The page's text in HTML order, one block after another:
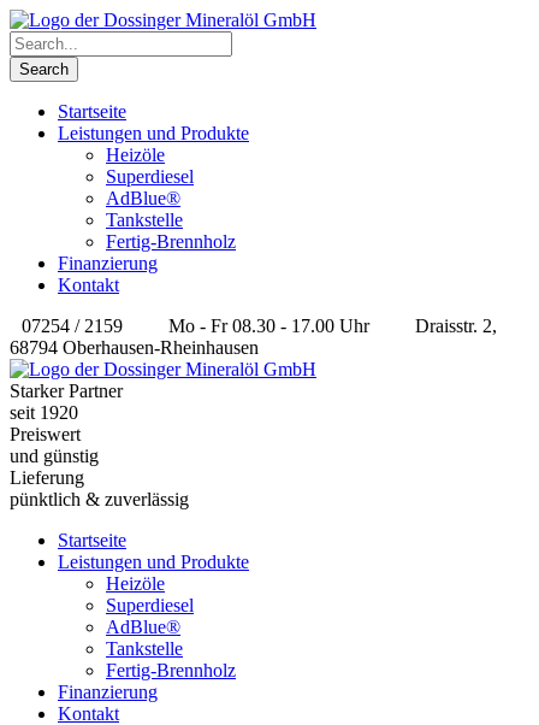
Startseite
Leistungen und Produkte
Heizöle
Superdiesel
AdBlue®
Tankstelle
Fertig-Brennholz
Finanzierung
Kontakt
07254 / 2159
Mo - Fr 08.30 - 17.00 Uhr
Draisstr. 2,
68794 Oberhausen-Rheinhausen
Starker Partner
seit 1920
Preiswert
und günstig
Lieferung
pünktlich & zuverlässig
Startseite
Leistungen und Produkte
Heizöle
Superdiesel
AdBlue®
Tankstelle
Fertig-Brennholz
Finanzierung
Kontakt